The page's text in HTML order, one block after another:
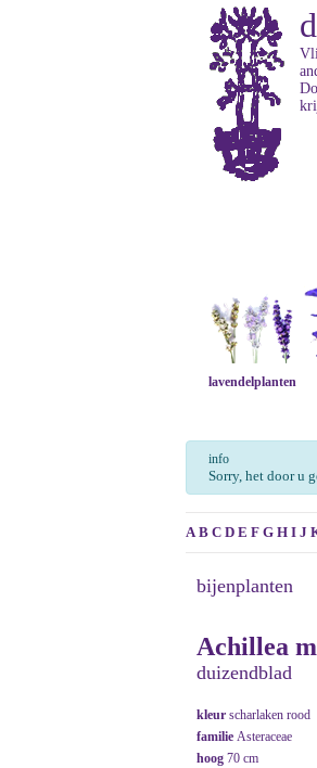
lavendelplanten
info
Sorry, het door u
A B C D E F G H I J
bijenplanten
Achillea
duizendblad
kleur scharlaken rood
familie Asteraceae
hoog 70 cm